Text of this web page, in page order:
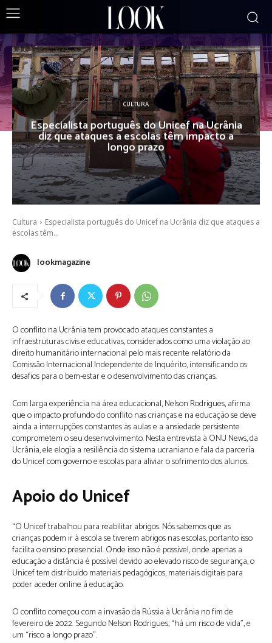
CULTURA
Especialista português do Unicef na Ucrânia
diz que ataques a escolas têm impacto a
longo prazo
Cultura
Especialista português do Unicef na Ucrânia diz que ataques a
escolas têm...
lookmagazine
O conflito na Ucrânia tem provocado ataques constantes a
infraestruturas civis e educativas, considerados como uma violação ao
direito humanitário internacional pelo mais recente relatório da
Comissão Internacional Independente de Inquérito, intensificando os
desafios para o bem-estar e o desenvolvimento das crianças.
Com larga experiência na área educacional, Nelson Rodrigues, afirma
que o impacto profundo do conflito nas crianças e na educação se deve
ainda a interrupções constantes às aulas e a ansiedade persistente
comprometem o seu desenvolvimento. Nesta entrevista à ONU News, da
Ucrânia, ele elogia a resiliência do sistema ucraniano e fala da parceria
do Unicef com governo e escolas para aliviar o sofrimento dos alunos.
Apoio do Unicef
“O Unicef trabalhou para reabilitar abrigos. Nós sabemos que as
crianças podem ir à escola se tiverem abrigos nas escolas, portanto isso
facilita o ensino presencial. Onde isso não é possível, onde apenas a
educação a distância é possível devido ao elevado risco de segurança, o
Unicef tem distribuído materiais pedagógicos, materiais digitais para
poder aceder online à educação.
O conflito começou com a invasão da Rússia à Ucrânia no fim de
fevereiro de 2022. Segundo Nelson Rodrigues, “há um risco de vida”, e
um “risco a longo prazo”.